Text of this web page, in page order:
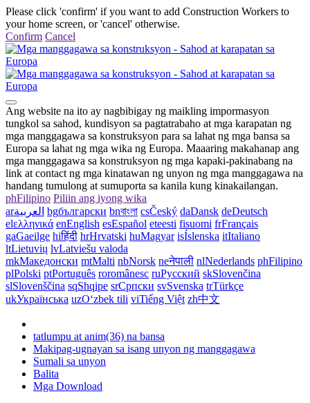
Please click 'confirm' if you want to add Construction Workers to
your home screen, or 'cancel' otherwise.
Confirm Cancel
Ang website na ito ay nagbibigay ng maikling impormasyon
tungkol sa sahod, kundisyon sa pagtatrabaho at mga karapatan ng
mga manggagawa sa konstruksyon para sa lahat ng mga bansa sa
Europa sa lahat ng mga wika ng Europa. Maaaring makahanap ang
mga manggagawa sa konstruksyon ng mga kapaki-pakinabang na
link at contact ng mga kinatawan ng unyon ng mga manggagawa na
handang tumulong at sumuporta sa kanila kung kinakailangan.
phFilipino Piliin ang iyong wika
arالعربية bgбългарски bnবাংলা csČeský daDansk deDeutsch
elελληνικά enEnglish esEspañol eteesti fisuomi frFrançais
gaGaeilge hiहिंदी hrHrvatski huMagyar isÍslenska itItaliano
ltLietuvių lvLatviešu valoda
mkМакедонски mtMalti nbNorsk neनेपाली nlNederlands phFilipino
plPolski ptPortuguês roromânesc ruРусский skSlovenčina
slSlovenščina sqShqipe srСрпски svSvenska trTürkçe
ukУкраїнська uzOʻzbek tili viTiếng Việt zh中文
tatlumpu at anim(36) na bansa
Makipag-ugnayan sa isang unyon ng manggagawa
Sumali sa unyon
Balita
Mga Download